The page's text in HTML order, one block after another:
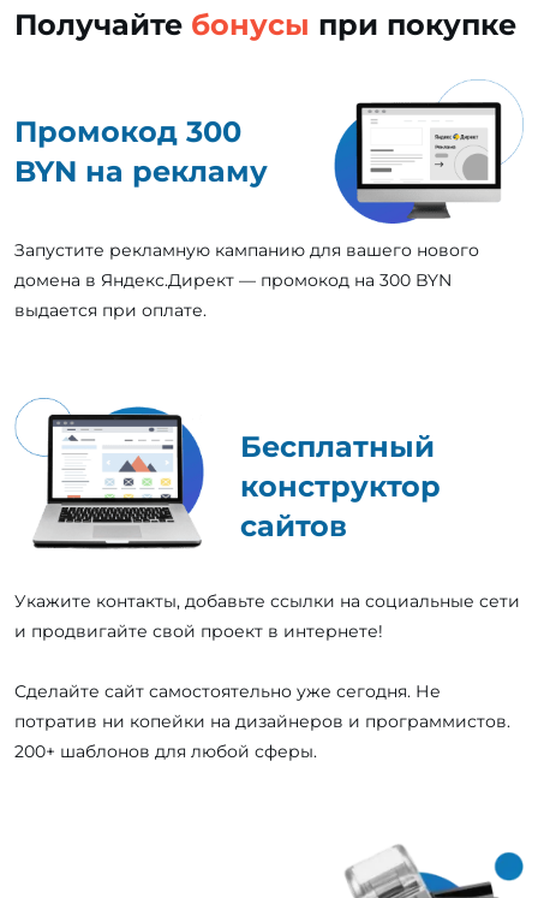
Получайте бонусы при покупке
Промокод 300
BYN на рекламу
Запустите рекламную кампанию для вашего нового
домена в Яндекс.Директ — промокод на 300 BYN
выдается при оплате.
Бесплатный
конструктор
сайтов
Укажите контакты, добавьте ссылки на социальные сети
и продвигайте свой проект в интернете!
Сделайте сайт самостоятельно уже сегодня. Не
потратив ни копейки на дизайнеров и программистов.
200+ шаблонов для любой сферы.